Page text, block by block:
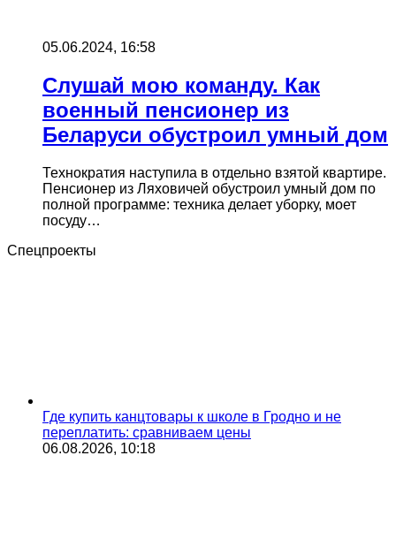
05.06.2024, 16:58
Слушай мою команду. Как
военный пенсионер из
Беларуси обустроил умный дом
Технократия наступила в отдельно взятой квартире.
Пенсионер из Ляховичей обустроил умный дом по
полной программе: техника делает уборку, моет
посуду…
Спецпроекты
Где купить канцтовары к школе в Гродно и не
переплатить: сравниваем цены
06.08.2026, 10:18